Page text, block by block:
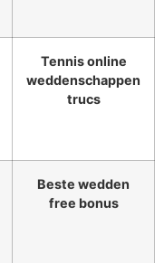
Tennis online
weddenschappen
trucs
Beste wedden
free bonus